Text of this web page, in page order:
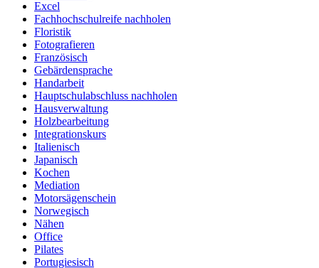
Excel
Fachhochschulreife nachholen
Floristik
Fotografieren
Französisch
Gebärdensprache
Handarbeit
Hauptschulabschluss nachholen
Hausverwaltung
Holzbearbeitung
Integrationskurs
Italienisch
Japanisch
Kochen
Mediation
Motorsägenschein
Norwegisch
Nähen
Office
Pilates
Portugiesisch